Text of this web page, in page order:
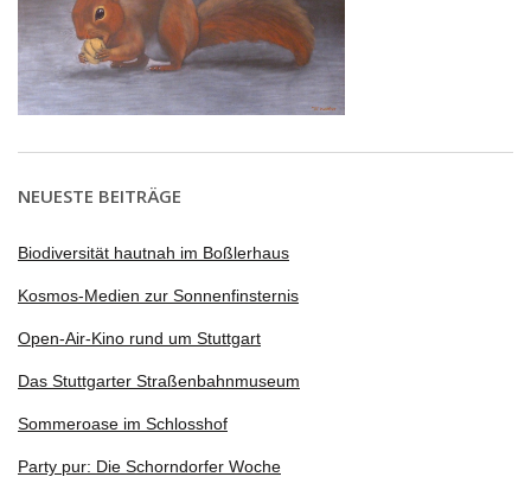
NEUESTE BEITRÄGE
Biodiversität hautnah im Boßlerhaus
Kosmos-Medien zur Sonnenfinsternis
Open-Air-Kino rund um Stuttgart
Das Stuttgarter Straßenbahnmuseum
Sommeroase im Schlosshof
Party pur: Die Schorndorfer Woche